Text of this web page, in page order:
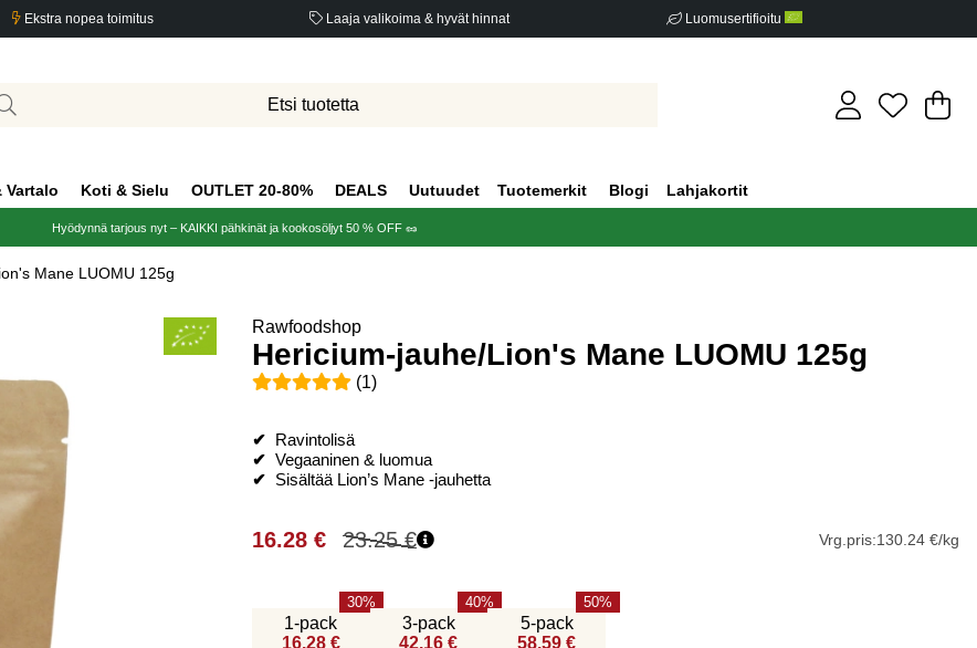
Ekstra nopea toimitus Laaja valikoima & hyvät hinnat Luomusertifioitu
.
Vartalo Koti & Sielu OUTLET 20-80% DEALS Uutuudet Tuotemerkit Blogi Lahjakortit
Hyödynnä tarjous nyt – KAIKKI pähkinät ja kookosöljyt 50 % OFF 🥜
Mane LUOMU 125g
Rawfoodshop
Hericium-jauhe/Lion's Mane LUOMU 125g
Keskiarvoluokitus 5 / 5 Arvioiden määrä 1
(1)
✔
Ravintolisä
✔ Vegaaninen & luomua
✔ Sisältää Lion’s Mane -jauhetta
23.25€
16.28 € Vrg.pris:130.24 €/kg
1-pack
16.28 €
30
3-pack
42.16 €
40
5-pack
58.59 €
50